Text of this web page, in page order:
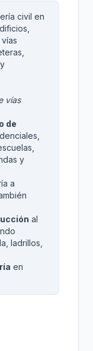
civil en
vías
de
y
a
al
ladrillos,
en